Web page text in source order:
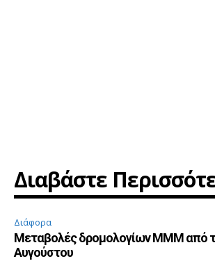
Διαβάστε
Διάφορα
Μεταβολές δρομολογίων ΜΜΜ από
Αυγούστου